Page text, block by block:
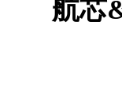
航芯